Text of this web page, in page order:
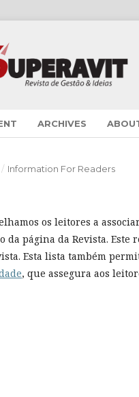
ARCHIVES
/ Information For Readers
os leitores a
da página da Revista.
Esta lista também
, que assegura aos